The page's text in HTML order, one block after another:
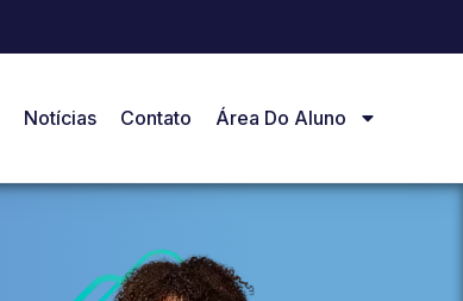
Notícias Contato Área Do Aluno